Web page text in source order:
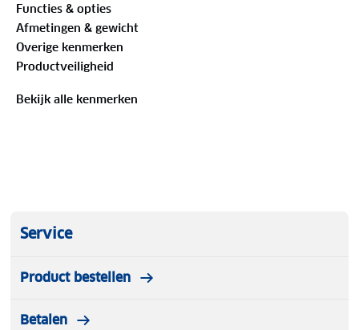
De mini compressor heeft ook een USB-aansluiting.
Hiermee kun je bijvoorbeeld je telefoon opladen.
• Luchtstroom: 7L / minuut
Functies & opties
Afmetingen & gewicht
Overige kenmerken
Productveiligheid
Bekijk alle kenmerken
Service
Product bestellen
Betalen